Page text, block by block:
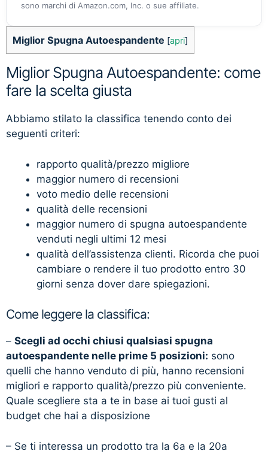
sono marchi di Amazon.com, Inc. o sue affiliate.
Miglior Spugna Autoespandente [apri]
Miglior Spugna Autoespandente: come
fare la scelta giusta
Abbiamo stilato la classifica tenendo conto dei
seguenti criteri:
rapporto qualità/prezzo migliore
maggior numero di recensioni
voto medio delle recensioni
qualità delle recensioni
maggior numero di spugna autoespandente
venduti negli ultimi 12 mesi
qualità dell’assistenza clienti. Ricorda che puoi
cambiare o rendere il tuo prodotto entro 30
giorni senza dover dare spiegazioni.
Come leggere la classifica:
– Scegli ad occhi chiusi qualsiasi spugna
autoespandente nelle prime 5 posizioni: sono
quelli che hanno venduto di più, hanno recensioni
migliori e rapporto qualità/prezzo più conveniente.
Quale scegliere sta a te in base ai tuoi gusti al
budget che hai a disposizione
– Se ti interessa un prodotto tra la 6a e la 20a